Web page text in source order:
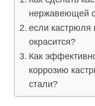
нержавеющей
если
окрасится?
Как
коррозию
стали?